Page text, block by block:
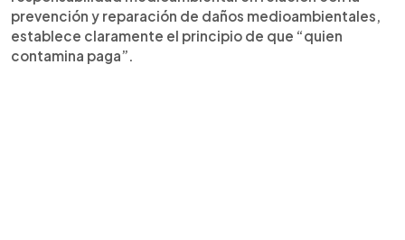
prevención y reparación de daños medioambientales,
establece claramente el principio de que “quien
contamina paga”.